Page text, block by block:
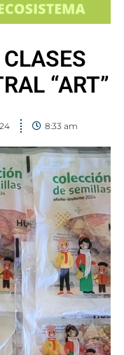
“ART”
8:33 am